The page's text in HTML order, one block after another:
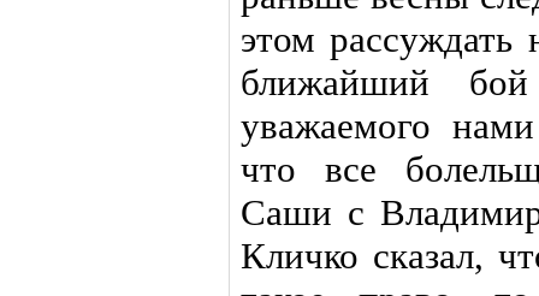
этом
ближайший
уважаемого
что все
Саши с
Кличко сказал,